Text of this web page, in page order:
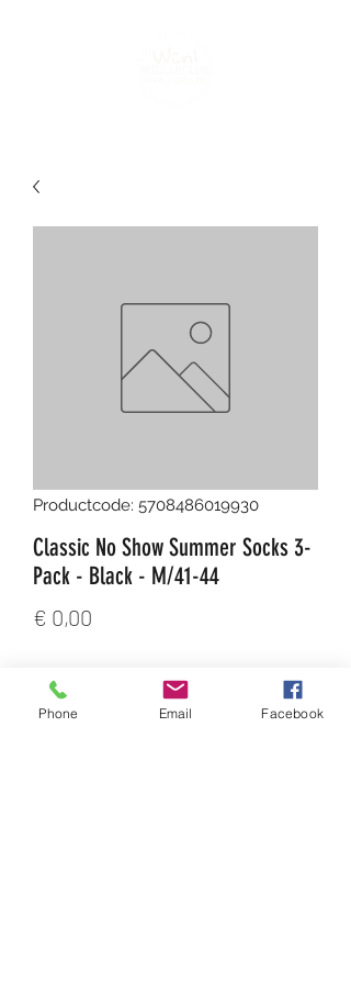
Productcode: 5708486019930
Classic No Show Summer Socks 3-
Pack - Black - M/41-44
€ 0,00
Aantal
Phone Email Facebook